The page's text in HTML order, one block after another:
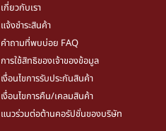
เกี่ยวกับเรา
แจ้งชำระสินค้า
คำถามที่พบบ่อย FAQ
การใช้สิทธิของเจ้าของข้อมูล
เงื่อนไขการรับประกันสินค้า
เงื่อนไขการคืน/เคลมสินค้า
แนวร่วมต่อต้านคอรัปชั่นของบริษัท